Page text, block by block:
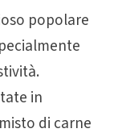
popolare
in
di carne